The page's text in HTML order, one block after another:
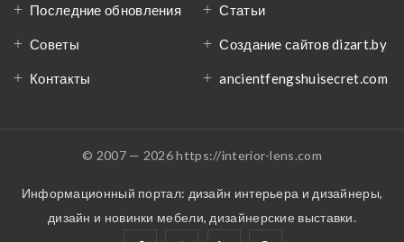
Последние обновления Статьи
Советы Создание сайтов dizart.by
Контакты ancientfengshuisecret.com
© 2007 — 2026 https://interior-lens.com
Информационный портал: дизайн интерьера и дизайнеры,
дизайн и новинки мебели, дизайнерские выставки.